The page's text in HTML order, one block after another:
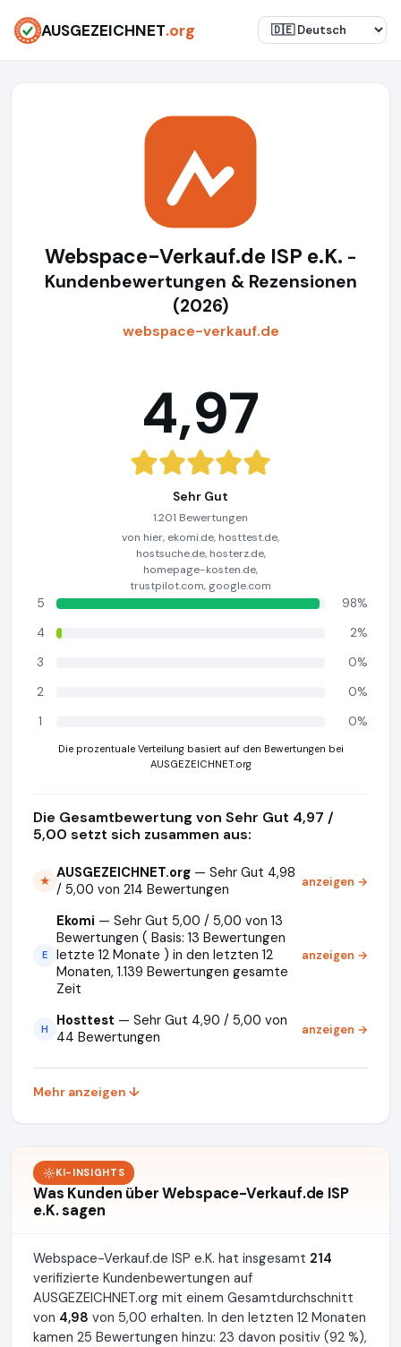
AUSGEZEICHNET.org
Webspace-Verkauf.de ISP e.K. -
Kundenbewertungen & Rezensionen
(2026)
webspace-verkauf.de
4,97
Sehr Gut
1.201 Bewertungen
von hier, ekomi.de, hosttest.de,
hostsuche.de, hosterz.de,
homepage-kosten.de,
trustpilot.com, google.com
5
98%
4
2%
3
0%
2
0%
1
0%
Die prozentuale Verteilung basiert auf den Bewertungen bei
AUSGEZEICHNET.org
Die Gesamtbewertung von Sehr Gut 4,97 /
5,00 setzt sich zusammen aus:
★ AUSGEZEICHNET.org — Sehr Gut 4,98
/ 5,00 von 214 Bewertungen
anzeigen →
E
Ekomi — Sehr Gut 5,00 / 5,00 von 13
Bewertungen ( Basis: 13 Bewertungen
letzte 12 Monate ) in den letzten 12
Monaten, 1.139 Bewertungen gesamte
Zeit
anzeigen →
H Hosttest — Sehr Gut 4,90 / 5,00 von
44 Bewertungen
anzeigen →
Mehr anzeigen ↓
KI-INSIGHTS
Was Kunden über Webspace-Verkauf.de ISP
e.K. sagen
Webspace-Verkauf.de ISP e.K. hat insgesamt 214
verifizierte Kundenbewertungen auf
AUSGEZEICHNET.org mit einem Gesamtdurchschnitt
von 4,98 von 5,00 erhalten. In den letzten 12 Monaten
kamen 25 Bewertungen hinzu: 23 davon positiv (92 %),